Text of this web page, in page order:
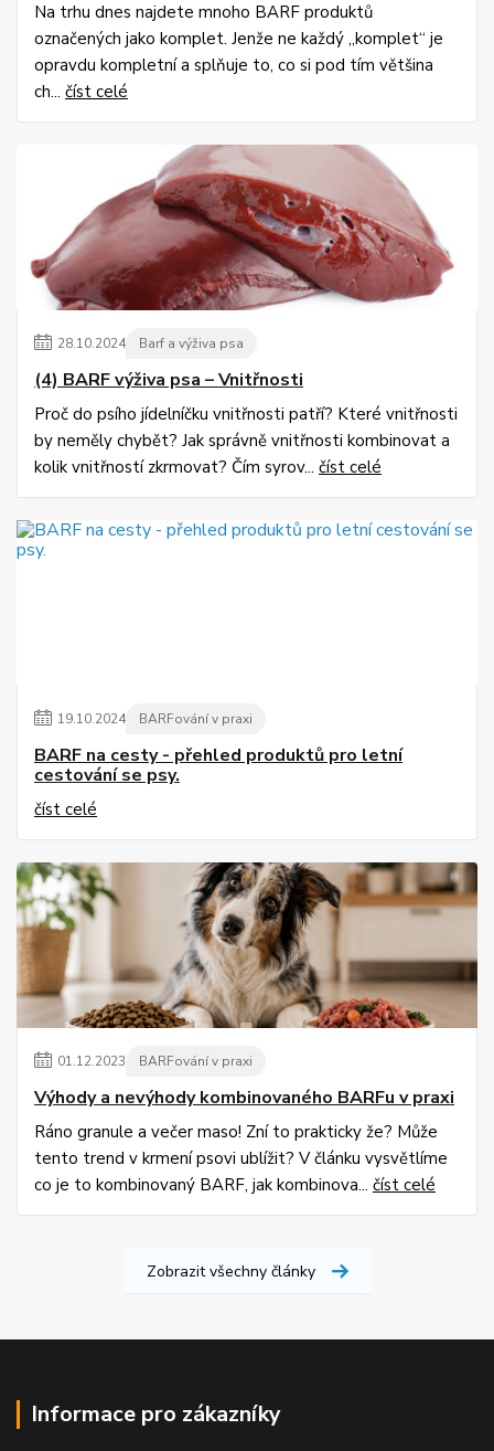
Na trhu dnes najdete mnoho BARF produktů
označených jako komplet. Jenže ne každý „komplet“ je
opravdu kompletní a splňuje to, co si pod tím většina
ch... číst celé
28.10.2024 Barf a výživa psa
(4) BARF výživa psa – Vnitřnosti
Proč do psího jídelníčku vnitřnosti patří? Které vnitřnosti
by neměly chybět? Jak správně vnitřnosti kombinovat a
kolik vnitřností zkrmovat? Čím syrov... číst celé
19.10.2024 BARFování v praxi
BARF na cesty - přehled produktů pro letní
cestování se psy.
číst celé
01.12.2023 BARFování v praxi
Výhody a nevýhody kombinovaného BARFu v praxi
Ráno granule a večer maso! Zní to prakticky že? Může
tento trend v krmení psovi ublížit? V článku vysvětlíme
co je to kombinovaný BARF, jak kombinova... číst celé
Zobrazit všechny články
Informace pro zákazníky